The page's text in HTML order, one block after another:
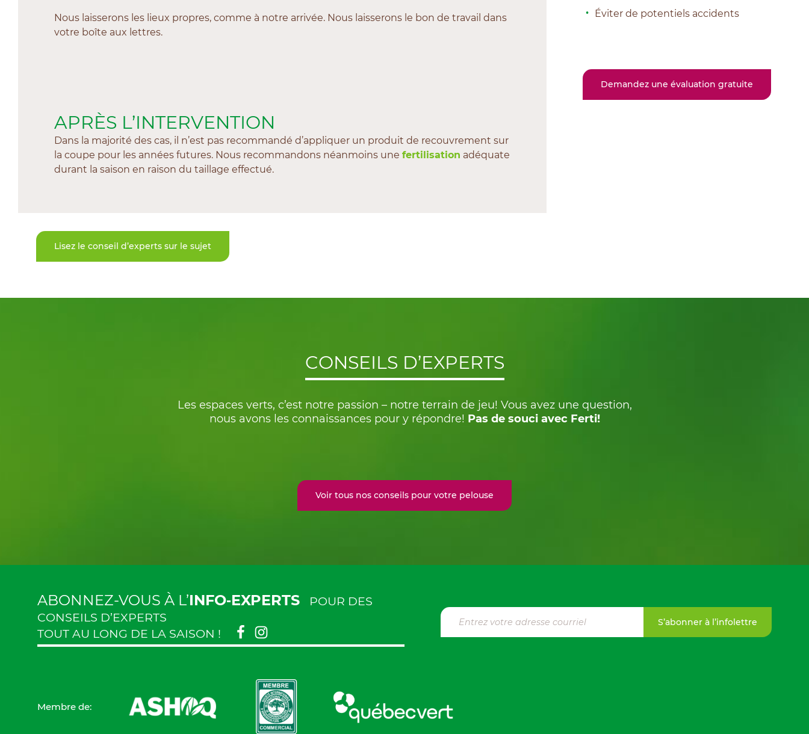
Nous laisserons les lieux propres, comme à notre arrivée. Nous laisserons le bon de travail dans
votre boîte aux lettres.
APRÈS L’INTERVENTION
Dans la majorité des cas, il n’est pas recommandé d’appliquer un produit de recouvrement sur
la coupe pour les années futures. Nous recommandons néanmoins une fertilisation adéquate
durant la saison en raison du taillage effectué.
Lisez le conseil d’experts sur le sujet
Éviter de potentiels accidents
Demandez une évaluation gratuite
CONSEILS D’EXPERTS
Les espaces verts, c’est notre passion – notre terrain de jeu! Vous avez une question,
nous avons les connaissances pour y répondre! Pas de souci avec Ferti!
Voir tous nos conseils pour votre pelouse
ABONNEZ-VOUS À L’INFO‑EXPERTS
POUR DES
CONSEILS D’EXPERTS
TOUT AU LONG DE LA SAISON !
S’abonner à l’infolettre
Membre de: